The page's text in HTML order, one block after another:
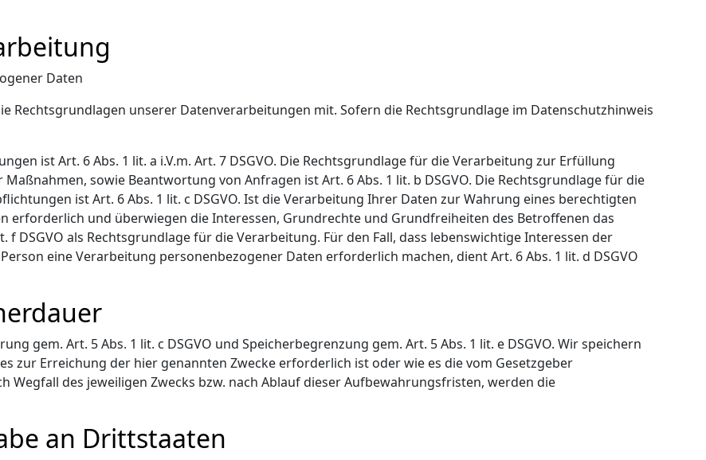
Daten
Rechtsgrundlagen unserer Datenverarbeitungen mit. Sofern die Rechtsgrundlage im Datenschutzhinweis
ist Art. 6 Abs. 1 lit. a i.V.m. Art. 7 DSGVO. Die Rechtsgrundlage für die Verarbeitung zur Erfüllung
sowie Beantwortung von Anfragen ist Art. 6 Abs. 1 lit. b DSGVO. Die Rechtsgrundlage für die
ist Art. 6 Abs. 1 lit. c DSGVO. Ist die Verarbeitung Ihrer Daten zur Wahrung eines berechtigten
erforderlich und überwiegen die Interessen, Grundrechte und Grundfreiheiten des Betroffenen das
DSGVO als Rechtsgrundlage für die Verarbeitung. Für den Fall, dass lebenswichtige Interessen der
eine Verarbeitung personenbezogener Daten erforderlich machen, dient Art. 6 Abs. 1 lit. d DSGVO
gem. Art. 5 Abs. 1 lit. c DSGVO und Speicherbegrenzung gem. Art. 5 Abs. 1 lit. e DSGVO. Wir speichern
zur Erreichung der hier genannten Zwecke erforderlich ist oder wie es die vom Gesetzgeber
Wegfall des jeweiligen Zwecks bzw. nach Ablauf dieser Aufbewahrungsfristen, werden die
an Drittstaaten